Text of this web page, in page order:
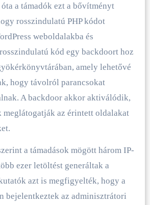
a támadók ezt a bővítményt
rosszindulatú PHP kódot
weboldalakba és
kód egy backdoort hoz
amely lehetővé
hogy távolról parancsokat
A backdoor akkor aktiválódik,
meglátogatják az érintett oldalakat
a támadások mögött három IP-
ezer letöltést generáltak a
azt is megfigyelték, hogy a
bejelentkeztek az adminisztrátori